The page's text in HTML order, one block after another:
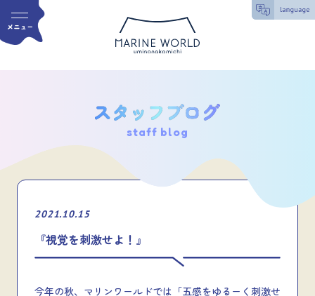
staff blog
2021.10.15
『視覚を刺激せよ！』
今年の秋、マリンワールドでは「五感をゆるーく刺激せ